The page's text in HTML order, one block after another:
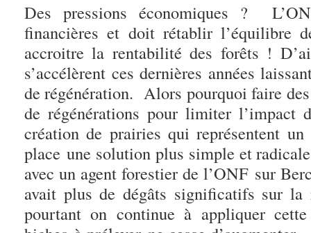
Des pressions économiques ?
financières et doit rétablir l’équilibre
accroitre la rentabilité des forêts !
s’accélèrent ces dernières années
de régénération. Alors pourquoi faire des
de régénérations pour limiter
création de prairies qui représentent
place une solution plus simple et
avec un agent forestier de l’ONF sur
avait plus de dégâts significatifs sur
pourtant on continue à appliquer